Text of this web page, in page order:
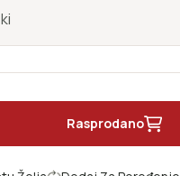
Rasprodano